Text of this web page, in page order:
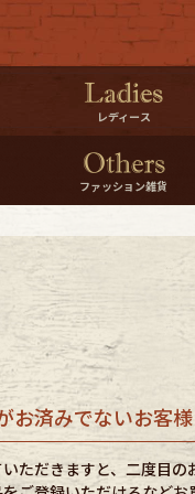
レディース
ファッション雑貨
お済みでないお客様
ただきますと、二度目の